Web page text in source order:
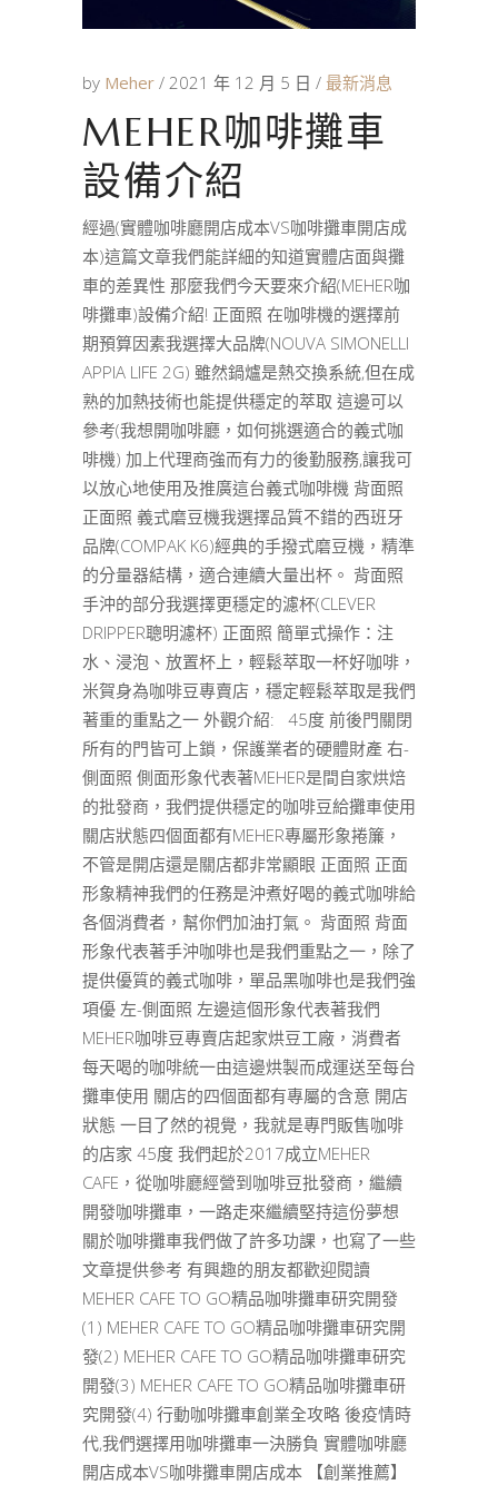
by Meher 2021 年 12 月 5 日 最新消息
MEHER咖啡攤車
設備介紹
經過(實體咖啡廳開店成本VS咖啡攤車開店成
本)這篇文章我們能詳細的知道實體店面與攤
車的差異性 那麼我們今天要來介紹(MEHER咖
啡攤車)設備介紹! 正面照 在咖啡機的選擇前
期預算因素我選擇大品牌(NOUVA SIMONELLI
APPIA LIFE 2G) 雖然鍋爐是熱交換系統,但在成
熟的加熱技術也能提供穩定的萃取 這邊可以
參考(我想開咖啡廳，如何挑選適合的義式咖
啡機) 加上代理商強而有力的後勤服務,讓我可
以放心地使用及推廣這台義式咖啡機 背面照
正面照 義式磨豆機我選擇品質不錯的西班牙
品牌(COMPAK K6)經典的手撥式磨豆機，精準
的分量器結構，適合連續大量出杯。 背面照
手沖的部分我選擇更穩定的濾杯(CLEVER
DRIPPER聰明濾杯) 正面照 簡單式操作：注
水、浸泡、放置杯上，輕鬆萃取一杯好咖啡，
米賀身為咖啡豆專賣店，穩定輕鬆萃取是我們
著重的重點之一 外觀介紹: 45度 前後門關閉
所有的門皆可上鎖，保護業者的硬體財產 右-
側面照 側面形象代表著MEHER是間自家烘焙
的批發商，我們提供穩定的咖啡豆給攤車使用
關店狀態四個面都有MEHER專屬形象捲簾，
不管是開店還是關店都非常顯眼 正面照 正面
形象精神我們的任務是沖煮好喝的義式咖啡給
各個消費者，幫你們加油打氣。 背面照 背面
形象代表著手沖咖啡也是我們重點之一，除了
提供優質的義式咖啡，單品黑咖啡也是我們強
項優 左-側面照 左邊這個形象代表著我們
MEHER咖啡豆專賣店起家烘豆工廠，消費者
每天喝的咖啡統一由這邊烘製而成運送至每台
攤車使用 關店的四個面都有專屬的含意 開店
狀態 一目了然的視覺，我就是專門販售咖啡
的店家 45度 我們起於2017成立MEHER
CAFE，從咖啡廳經營到咖啡豆批發商，繼續
開發咖啡攤車，一路走來繼續堅持這份夢想
關於咖啡攤車我們做了許多功課，也寫了一些
文章提供參考 有興趣的朋友都歡迎閱讀
MEHER CAFE TO GO精品咖啡攤車研究開發
(1) MEHER CAFE TO GO精品咖啡攤車研究開
發(2) MEHER CAFE TO GO精品咖啡攤車研究
開發(3) MEHER CAFE TO GO精品咖啡攤車研
究開發(4) 行動咖啡攤車創業全攻略 後疫情時
代,我們選擇用咖啡攤車一決勝負 實體咖啡廳
開店成本VS咖啡攤車開店成本 【創業推薦】